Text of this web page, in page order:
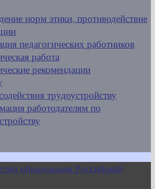
норм этики, противодействие
педагогических работников
работа
рекомендации
трудоустройству
работодателям по